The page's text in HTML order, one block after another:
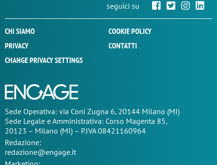
seguici su
CHI SIAMO
COOKIE POLICY
PRIVACY
CONTATTI
CHANGE PRIVACY SETTINGS
Sede Operativa: via Coni Zugna 6, 20144 Milano (MI)
Sede Legale e Amministrativa: Corso Magenta 85,
20123 – Milano (MI) – P.IVA 08421160964
Redazione:
redazione@engage.it